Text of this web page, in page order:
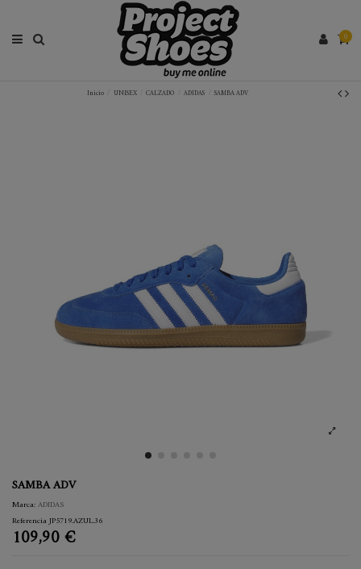
0
Inicio UNISEX CALZADO ADIDAS SAMBA ADV
SAMBA ADV
Marca:ADIDAS
ReferenciaJP5719.AZUL.36
109,90 €